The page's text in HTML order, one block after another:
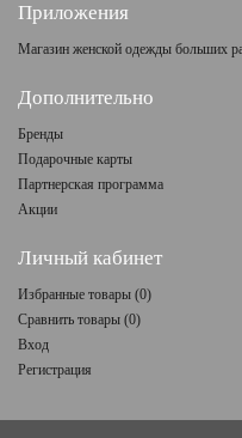
Приложения
Магазин женской одежды больших
Дополнительно
Бренды
Подарочные карты
Партнерская программа
Акции
Личный кабинет
Избранные товары (0)
Сравнить товары (0)
Вход
Регистрация